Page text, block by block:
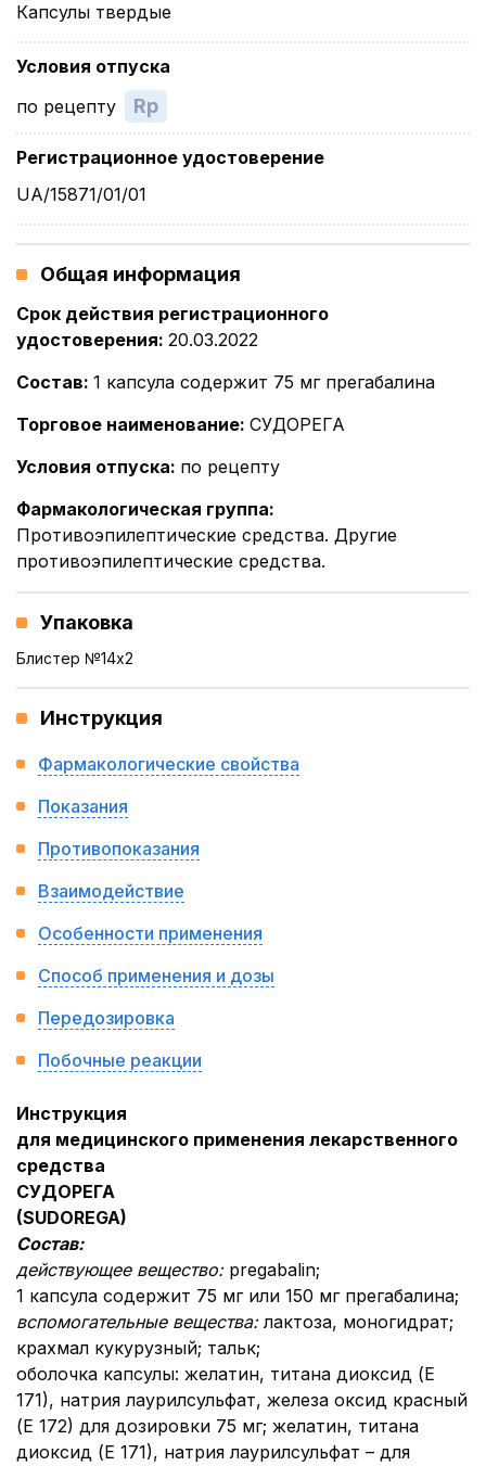
Капсулы твердые
Условия отпуска
по рецепту
Rp
Регистрационное удостоверение
UA/15871/01/01
Общая информация
Срок действия регистрационного
удостоверения: 20.03.2022
Состав: 1 капсула содержит 75 мг прегабалина
Торговое наименование: СУДОРЕГА
Условия отпуска: по рецепту
Фармакологическая группа:
Противоэпилептические средства. Другие
противоэпилептические средства.
Упаковка
Блистер №14x2
Инструкция
Фармакологические свойства
Показания
Противопоказания
Взаимодействие
Особенности применения
Способ применения и дозы
Передозировка
Побочные реакции
Инструкция
для медицинского применения лекарственного
средства
СУДОРЕГА
(SUDOREGA)
Состав:
действующее вещество: pregabalin;
1 капсула содержит 75 мг или 150 мг прегабалина;
вспомогательные вещества:лактоза, моногидрат;
крахмал кукурузный; тальк;
оболочка капсулы: желатин, титана диоксид (Е
171), натрия лаурилсульфат, железа оксид красный
(Е 172) для дозировки 75 мг; желатин, титана
диоксид (Е 171), натрия лаурилсульфат – для